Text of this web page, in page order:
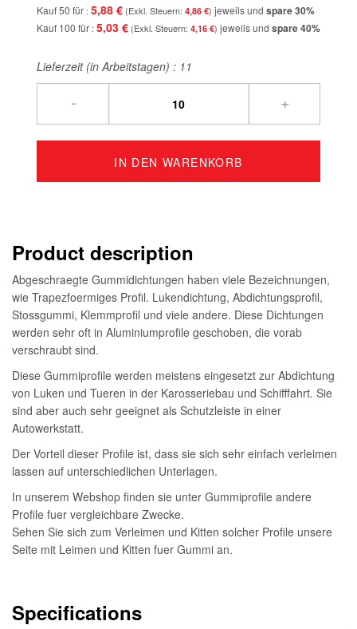
Kauf 50 für 5,88 € 4,86 € jeweils und spare30%
Kauf 100 für 5,03 € 4,16 € jeweils und spare40%
Lieferzeit (in Arbeitstagen) : 11
- +
IN DEN WARENKORB
Product description
Abgeschraegte Gummidichtungen haben viele Bezeichnungen,
wie Trapezfoermiges Profil. Lukendichtung, Abdichtungsprofil,
Stossgummi, Klemmprofil und viele andere. Diese Dichtungen
werden sehr oft in Aluminiumprofile geschoben, die vorab
verschraubt sind.
Diese Gummiprofile werden meistens eingesetzt zur Abdichtung
von Luken und Tueren in der Karosseriebau und Schifffahrt. Sie
sind aber auch sehr geeignet als Schutzleiste in einer
Autowerkstatt.
Der Vorteil dieser Profile ist, dass sie sich sehr einfach verleimen
lassen auf unterschiedlichen Unterlagen.
In unserem Webshop finden sie unter Gummiprofile andere
Profile fuer vergleichbare Zwecke.
Sehen Sie sich zum Verleimen und Kitten solcher Profile unsere
Seite mit Leimen und Kitten fuer Gummi an.
Specifications